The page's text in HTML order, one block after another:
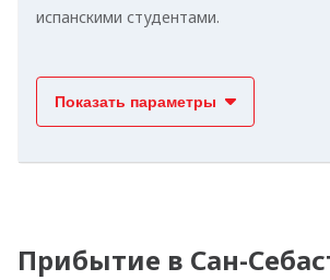
испанскими студентами.
Показать параметры
Прибытие в Сан-